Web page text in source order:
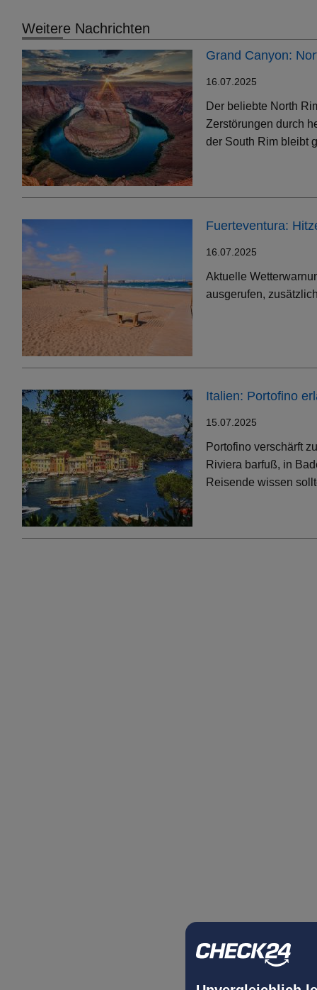
Weitere Nachrichten
Grand Canyon:
16.07.2025
Der beliebte North
Zerstörungen durch
der South Rim bleibt
Fuerteventura:
16.07.2025
Aktuelle
ausgerufen,
Italien: Portofino
15.07.2025
Portofino verschärft
Riviera barfuß, in
Reisende wissen